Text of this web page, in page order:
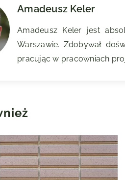
Amadeusz Keler
Amadeusz Keler jest
Warszawie. Zdobywał
pracując w pracowniach